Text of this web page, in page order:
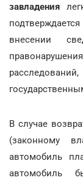
завладения
внесении
В случае
(законному
автомобиль
автомобиль